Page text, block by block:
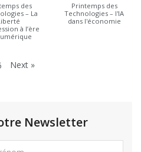
des
– La
à l’ère
Printemps des
Technologies – l'IA
dans l'économie
Next »
Newsletter